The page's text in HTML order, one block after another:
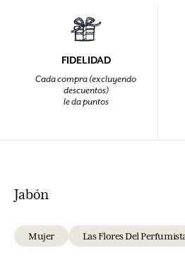
FIDELIDAD
Cada compra (excluyendo
descuentos)
le da puntos
Jabón
Mujer Las Flores Del